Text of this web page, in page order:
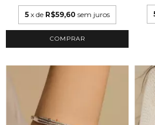
5 x de R$59,60 sem juros